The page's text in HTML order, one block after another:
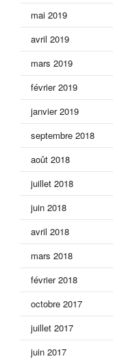
mai 2019
avril 2019
mars 2019
février 2019
janvier 2019
septembre 2018
août 2018
juillet 2018
juin 2018
avril 2018
mars 2018
février 2018
octobre 2017
juillet 2017
juin 2017